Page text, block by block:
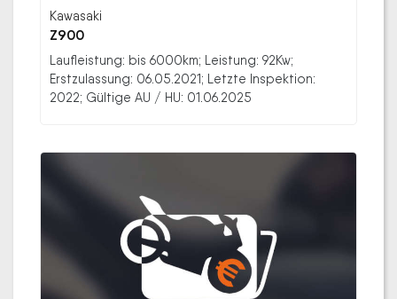
Kawasaki
Z900
Laufleistung: bis 6000km; Leistung: 92Kw;
Erstzulassung: 06.05.2021; Letzte Inspektion:
2022; Gültige AU / HU: 01.06.2025